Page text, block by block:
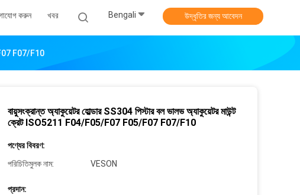
করুন খবর Bengali উদ্ধৃতির জন্য আবেদন
F07 F07/F10
বায়ুসংক্রান্ত অ্যাকুয়েটর হোল্ডার SS304 পিস্টার বল ভালভ অ্যাকুয়েটর মাউন্ট
ক্রেট ISO5211 F04/F05/F07 F05/F07 F07/F10
পণ্যের বিবরণ:
পরিচিতিমুলক নাম:
VESON
প্রদান: